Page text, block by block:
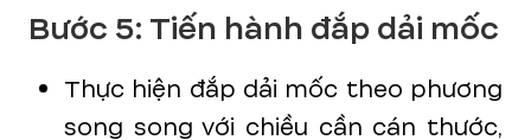
Bước 5: Tiến hành đắp dải mốc
Thực hiện đắp dải mốc theo phương
song song với chiều cần cán thước,